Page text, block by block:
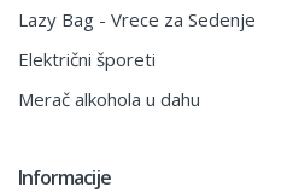
Lazy Bag - Vrece za Sedenje
Električni šporeti
Merač alkohola u dahu
Informacije